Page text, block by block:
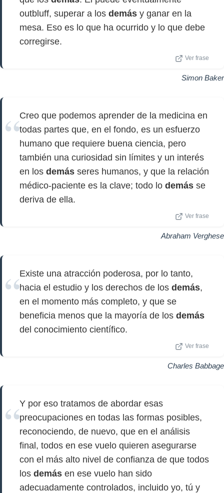
outbluff, superar a los demás y ganar en la
mesa. Eso es lo que ha ocurrido y lo que debe
corregirse.
Ver frase
Simon Baker
Creo que podemos aprender de la medicina en
todas partes que, en el fondo, es un esfuerzo
humano que requiere buena ciencia, pero
también una curiosidad sin límites y un interés
en los demás seres humanos, y que la relación
médico-paciente es la clave; todo lo demás se
deriva de ella.
Ver frase
Abraham Verghese
Existe una atracción poderosa, por lo tanto,
hacia el estudio y los derechos de los demás,
en el momento más completo, y que se
beneficia menos que la mayoría de los demás
del conocimiento científico.
Ver frase
Charles Babbage
Y por eso tratamos de abordar esas
preocupaciones en todas las formas posibles,
reconociendo, de nuevo, que en el análisis
final, todos en ese vuelo quieren asegurarse
con el más alto nivel de confianza de que todos
los demás en ese vuelo han sido
adecuadamente controlados, incluido yo, tú y